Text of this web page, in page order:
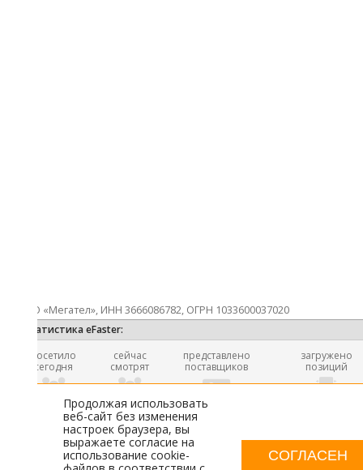
ИНН 3666086782, ОГРН 1033600037020
eFaster:
смотрят
32
представлено
поставщиков
1189
загружено
позиций
О ПОИСКОВИКЕ
Продолжая использовать
веб-сайт без изменения
настроек браузера, вы
выражаете согласие на
использование cookie-
СОГЛАСЕН